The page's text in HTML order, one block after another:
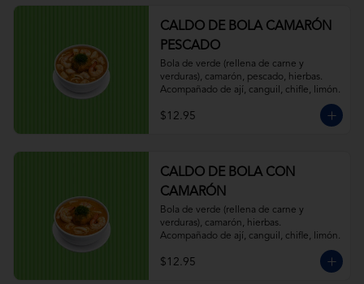
CALDO DE BOLA CAMARÓN
PESCADO
Bola de verde (rellena de carne y
verduras), camarón, pescado, hierbas.
Acompañado de ají, canguil, chifle, limón.
$12.95
CALDO DE BOLA CON
CAMARÓN
Bola de verde (rellena de carne y
verduras), camarón, hierbas.
Acompañado de ají, canguil, chifle, limón.
$12.95